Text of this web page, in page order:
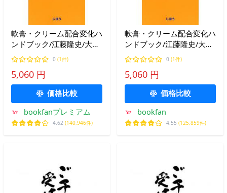
軟膏・クリーム配合変化ハ
ンドブック/江藤隆史/大谷
道輝/内野克喜
0 (1件)
5,060 円
価格比較
bookfanプレミアム
4.62 (140,946件)
軟膏・クリーム配合変化ハ
ンドブック/江藤隆史/大谷
道輝/内野克喜
0 (1件)
5,060 円
価格比較
bookfan
4.55 (125,859件)